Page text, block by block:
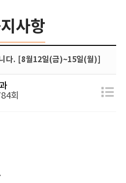
사항
다. [8월12일(금)~15일(월)]
회